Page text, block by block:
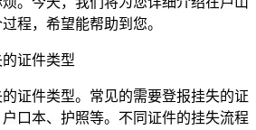
程，希望能帮助到您。
证件类型
证件类型。常见的需要登报挂失的证
口本、护照等。不同证件的挂失流程